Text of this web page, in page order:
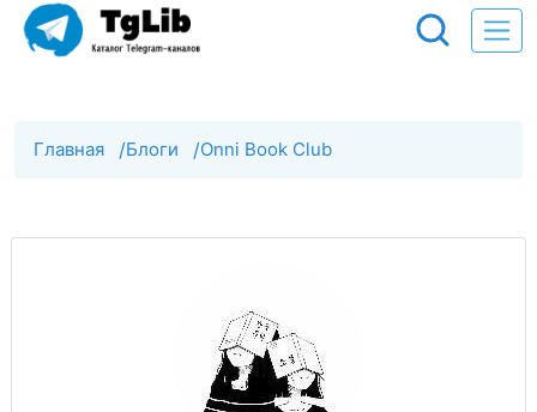
Главная /Блоги /Onni Book Club